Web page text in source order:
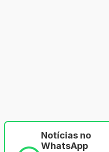
Notícias no
WhatsApp